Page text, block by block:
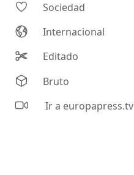
Sociedad
Internacional
Editado
Bruto
Ir a europapress.tv